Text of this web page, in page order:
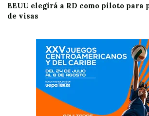
EEUU elegirá a RD como piloto para
de visas